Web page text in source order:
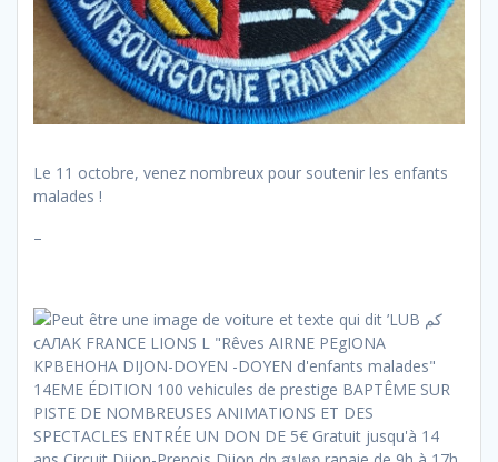
Le 11 octobre, venez nombreux pour soutenir les enfants
malades !
–